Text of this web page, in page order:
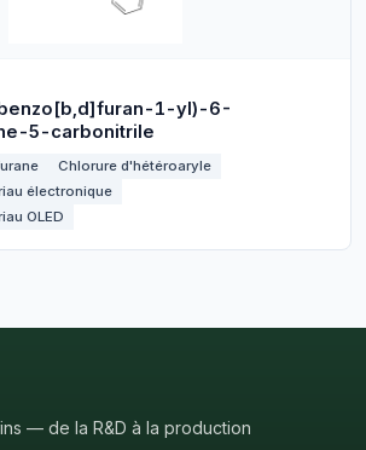
1-yl)-6-
5-carbonitrile
Chlorure d'hétéroaryle
électronique
OLED
— de la R&D à la production